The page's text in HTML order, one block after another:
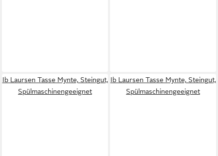
Ib Laursen Tasse Mynte, Steingut,
Spülmaschinengeeignet
Ib Laursen Tasse Mynte, Steingut,
Spülmaschinengeeignet